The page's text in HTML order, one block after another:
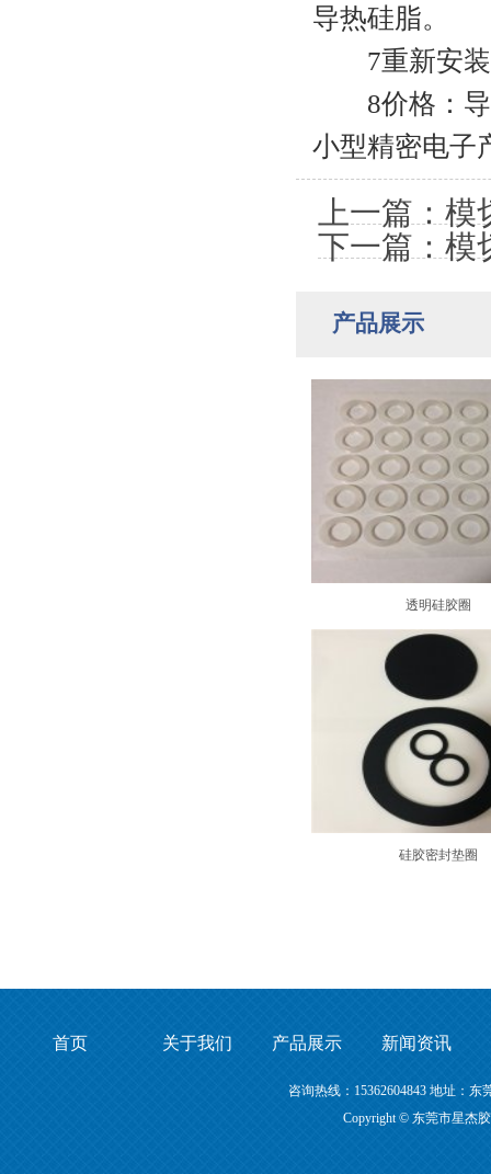
导热硅脂。
7重新安装
8价格：导
小型精密电子
上一篇：
下一篇：模
产品展示
透明硅胶圈
硅胶密封垫圈
首页 关于我们 产品展示 新闻资讯
咨询热线：15362604843 地址：
Copyright © 东莞市星杰